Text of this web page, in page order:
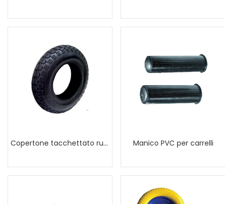
Copertone tacchettato ruota carriola Manico PVC per carrelli